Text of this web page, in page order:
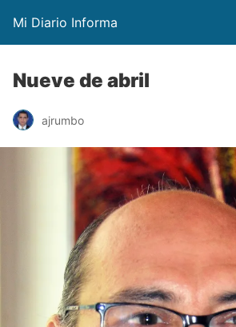
Mi Diario Informa
Nueve de abril
ajrumbo